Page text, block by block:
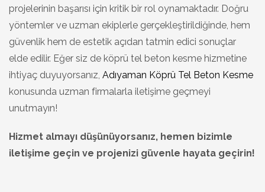
projelerinin başarısı için kritik bir rol oynamaktadır. Doğru
yöntemler ve uzman ekiplerle gerçekleştirildiğinde, hem
güvenlik hem de estetik açıdan tatmin edici sonuçlar
elde edilir. Eğer siz de köprü tel beton kesme hizmetine
ihtiyaç duyuyorsanız, Adıyaman Köprü Tel Beton Kesme
konusunda uzman firmalarla iletişime geçmeyi
unutmayın!
Hizmet almayı düşünüyorsanız, hemen bizimle
iletişime geçin ve projenizi güvenle hayata geçirin!